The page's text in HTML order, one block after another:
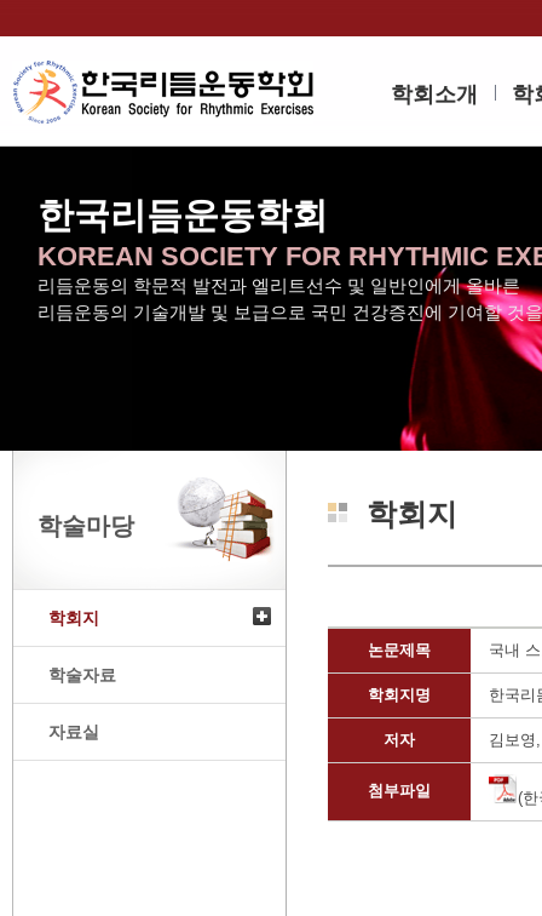
학회소개 학
한국리듬운동학회
KOREAN SOCIETY FOR RHYTHMIC
리듬운동의 학문적 발전과 엘리트선수 및 일반인에게 올바른
리듬운동의 기술개발 및 보급으로 국민 건강증진에 기여할 것
학술마당
학회지
학술자료
자료실
학회지
논문제목 국내
학회지명 한국리
저자 김보영
첨부파일 (한